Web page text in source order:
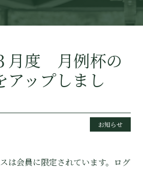
月度 月例杯の
アップしまし
お知らせ
は会員に限定されています。ログ